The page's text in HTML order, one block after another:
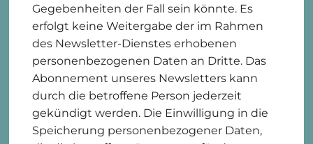
Gegebenheiten der Fall sein könnte. Es
erfolgt keine Weitergabe der im Rahmen
des Newsletter-Dienstes erhobenen
personenbezogenen Daten an Dritte. Das
Abonnement unseres Newsletters kann
durch die betroffene Person jederzeit
gekündigt werden. Die Einwilligung in die
Speicherung personenbezogener Daten,